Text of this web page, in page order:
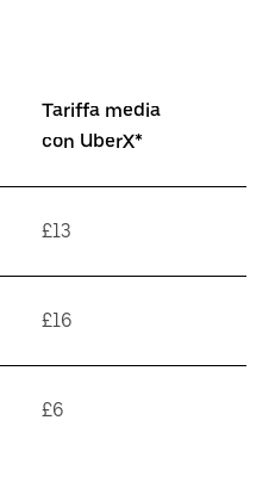
Tariffa media
con UberX*
£13
£16
£6